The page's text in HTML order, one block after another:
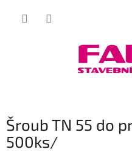
Šroub TN 55 do
500ks/